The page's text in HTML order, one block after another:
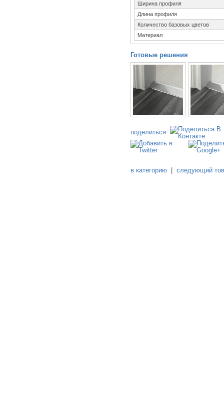
Ширина профиля
Длина профиля
Количество базовых цветов
Материал
Готовые решения
поделиться
в категорию |следующий